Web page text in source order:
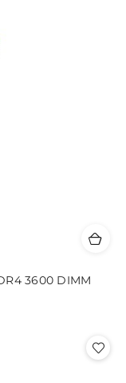
3600 DIMM